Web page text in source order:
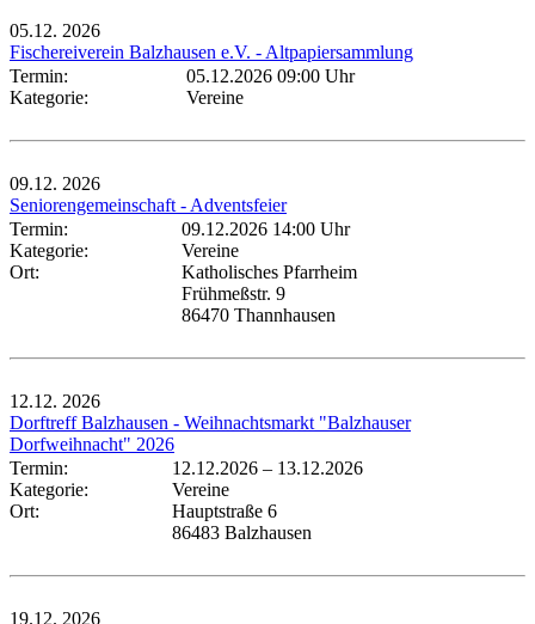
05.12. 2026
Fischereiverein Balzhausen e.V. - Altpapiersammlung
Termin:
05.12.2026 09:00 Uhr
Kategorie:
Vereine
09.12. 2026
Seniorengemeinschaft - Adventsfeier
Termin:
09.12.2026 14:00 Uhr
Kategorie:
Vereine
Ort:
Katholisches Pfarrheim
Frühmeßstr. 9
86470 Thannhausen
12.12. 2026
Dorftreff Balzhausen - Weihnachtsmarkt "Balzhauser
Dorfweihnacht" 2026
Termin:
12.12.2026 – 13.12.2026
Kategorie:
Vereine
Ort:
Hauptstraße 6
86483 Balzhausen
19.12. 2026